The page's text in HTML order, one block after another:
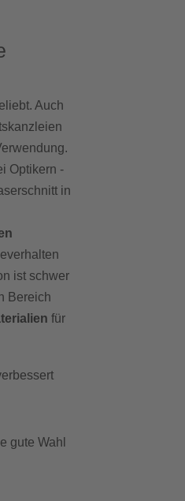
Auch
Optikern -
in
ist schwer
Bereich
für
gute Wahl